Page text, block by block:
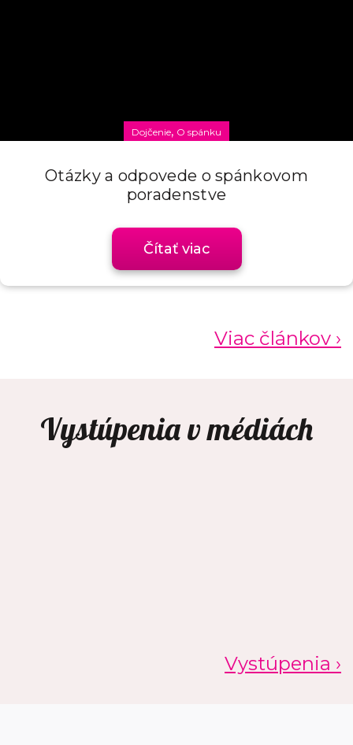
Dojčenie, O spánku
Otázky a odpovede o spánkovom
poradenstve
Čítať viac
Viac článkov ›
Vystúpenia v médiách
Vystúpenia ›